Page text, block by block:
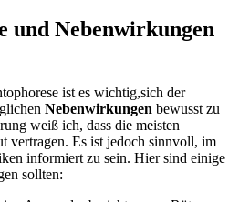
und Nebenwirkungen
ist es wichtig,sich der
Nebenwirkungen bewusst zu
weiß​ ich, dass die meisten‌
vertragen. Es ist jedoch sinnvoll, im
informiert zu sein. ‌Hier⁢ sind einige
sollten: